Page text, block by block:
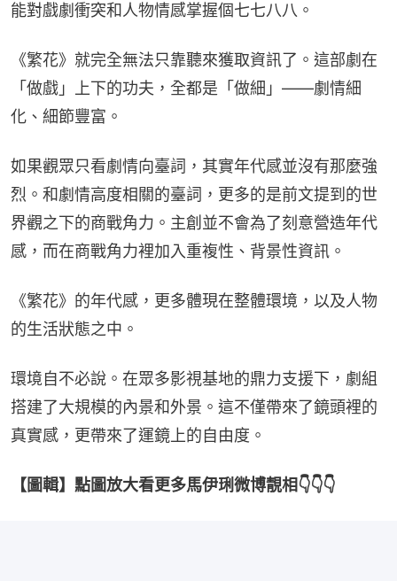
能對戲劇衝突和人物情感掌握個七七八八。
《繁花》就完全無法只靠聽來獲取資訊了。這部劇在
「做戲」上下的功夫，全都是「做細」——劇情細
化、細節豐富。
如果觀眾只看劇情向臺詞，其實年代感並沒有那麼強
烈。和劇情高度相關的臺詞，更多的是前文提到的世
界觀之下的商戰角力。主創並不會為了刻意營造年代
感，而在商戰角力裡加入重複性、背景性資訊。
《繁花》的年代感，更多體現在整體環境，以及人物
的生活狀態之中。
環境自不必說。在眾多影視基地的鼎力支援下，劇組
搭建了大規模的內景和外景。這不僅帶來了鏡頭裡的
真實感，更帶來了運鏡上的自由度。
【圖輯】點圖放大看更多馬伊琍微博靚相👇👇👇